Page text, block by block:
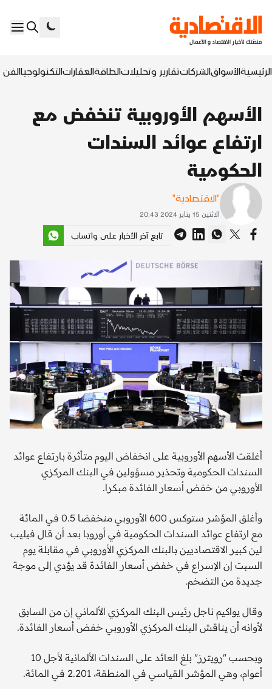
الرئيسيةالأسواقالشركاتتقارير وتحليلاتالطاقةالعقاراتالتكنولوجياالفن
الأسهم الأوروبية تنخفض مع
ارتفاع عوائد السندات
الحكومية
"الاقتصادية"
الاثنين 15 يناير 2024 20:43
تابع آخر الأخبار على واتساب
أغلقت الأسهم الأوروبية على انخفاض اليوم متأثرة بارتفاع عوائد
السندات الحكومية وتحذير مسؤولين في البنك المركزي
الأوروبي من خفض أسعار الفائدة مبكرا.
وأغلق المؤشر ستوكس 600 الأوروبي منخفضا 0.5 في المائة
مع ارتفاع عوائد السندات الحكومية في أوروبا بعد أن قال فيليب
لين كبير الاقتصاديين بالبنك المركزي الأوروبي في مقابلة يوم
السبت إن الإسراع في خفض أسعار الفائدة قد يؤدي إلى موجة
جديدة من التضخم.
وقال يواكيم ناجل رئيس البنك المركزي الألماني إن من السابق
لأوانه أن يناقش البنك المركزي الأوروبي خفض أسعار الفائدة.
وبحسب "رويترز" بلغ العائد على السندات الألمانية لأجل 10
أعوام، وهي المؤشر القياسي في المنطقة، 2.201 في المائة.